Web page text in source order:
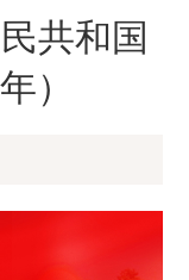
共和国
）